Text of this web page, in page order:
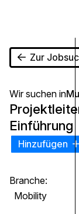
Zur
Wir suchen in
Einführung
Hinzufügen
Branche:
Mobility